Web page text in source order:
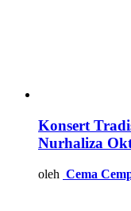
Konsert
Nurhaliza
oleh Cema